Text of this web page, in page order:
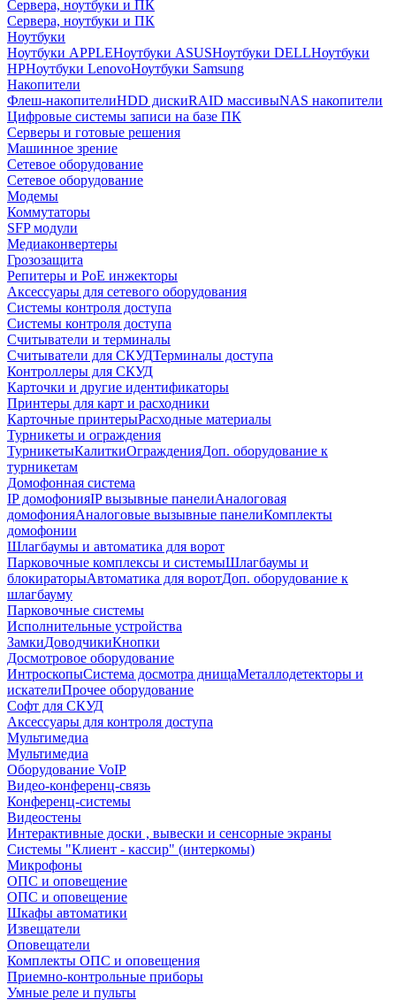
Сервера, ноутбуки и ПК
Сервера, ноутбуки и ПК
Ноутбуки
Ноутбуки APPLEНоутбуки ASUSНоутбуки DELLНоутбуки
HPНоутбуки LenovoНоутбуки Samsung
Накопители
Флеш-накопителиHDD дискиRAID массивыNAS накопители
Цифровые системы записи на базе ПК
Серверы и готовые решения
Машинное зрение
Сетевое оборудование
Сетевое оборудование
Модемы
Коммутаторы
SFP модули
Медиаконвертеры
Грозозащита
Репитеры и PoE инжекторы
Аксессуары для сетевого оборудования
Системы контроля доступа
Системы контроля доступа
Считыватели и терминалы
Считыватели для СКУДТерминалы доступа
Контроллеры для СКУД
Карточки и другие идентификаторы
Принтеры для карт и расходники
Карточные принтерыРасходные материалы
Турникеты и ограждения
ТурникетыКалиткиОгражденияДоп. оборудование к
турникетам
Домофонная система
IP домофонияIP вызывные панелиАналоговая
домофонияАналоговые вызывные панелиКомплекты
домофонии
Шлагбаумы и автоматика для ворот
Парковочные комплексы и системыШлагбаумы и
блокираторыАвтоматика для воротДоп. оборудование к
шлагбауму
Парковочные системы
Исполнительные устройства
ЗамкиДоводчикиКнопки
Досмотровое оборудование
ИнтроскопыСистема досмотра днищаМеталлодетекторы и
искателиПрочее оборудование
Софт для СКУД
Аксессуары для контроля доступа
Мультимедиа
Мультимедиа
Оборудование VoIP
Видео-конференц-связь
Конференц-системы
Видеостены
Интерактивные доски , вывески и сенсорные экраны
Системы "Клиент - кассир" (интеркомы)
Микрофоны
ОПС и оповещение
ОПС и оповещение
Шкафы автоматики
Извещатели
Оповещатели
Комплекты ОПС и оповещения
Приемно-контрольные приборы
Умные реле и пульты